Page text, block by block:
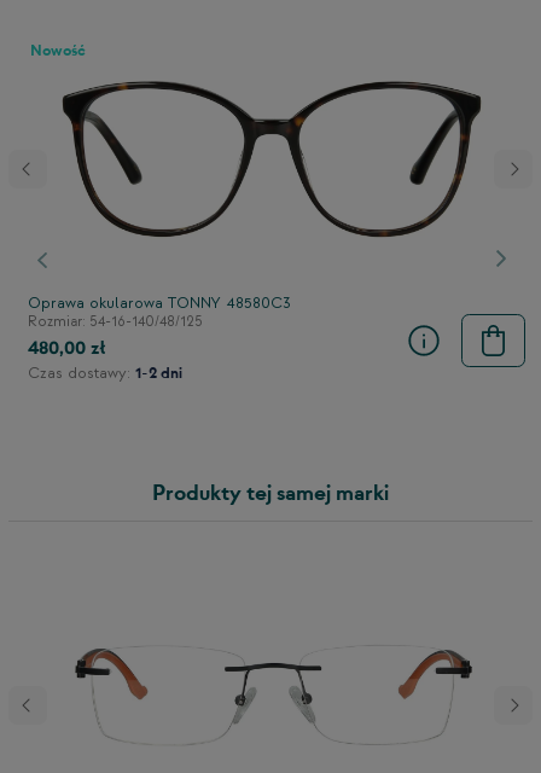
Poprzedni
Nowość
Oprawa okularowa TONNY 48580C3
Rozmiar: 54-16-140/48/125
480,00 zł
Czas dostawy: 1-2 dni
Produkty tej samej marki